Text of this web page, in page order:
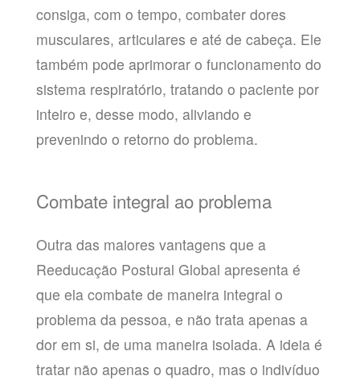
consiga, com o tempo, combater dores
musculares, articulares e até de cabeça. Ele
também pode aprimorar o funcionamento do
sistema respiratório, tratando o paciente por
inteiro e, desse modo, aliviando e
prevenindo o retorno do problema.
Combate integral ao problema
Outra das maiores vantagens que a
Reeducação Postural Global apresenta é
que ela combate de maneira integral o
problema da pessoa, e não trata apenas a
dor em si, de uma maneira isolada. A ideia é
tratar não apenas o quadro, mas o indivíduo